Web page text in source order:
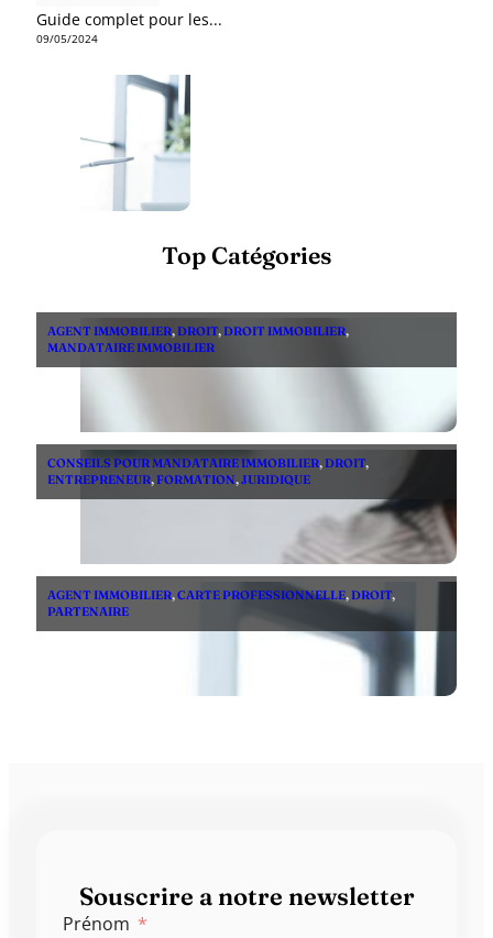
Guide complet pour les...
09/05/2024
Top Catégories
AGENT IMMOBILIER,DROIT,DROIT IMMOBILIER,
MANDATAIRE IMMOBILIER
CONSEILS POUR MANDATAIRE IMMOBILIER,DROIT,
ENTREPRENEUR,FORMATION,JURIDIQUE
AGENT IMMOBILIER,CARTE PROFESSIONNELLE,DROIT,
PARTENAIRE
Souscrire a notre newsletter
Prénom